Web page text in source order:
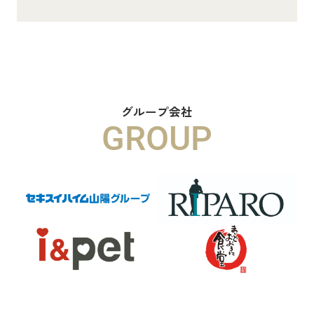
7.4万円
2026.06.29
グループ会社
GROUP